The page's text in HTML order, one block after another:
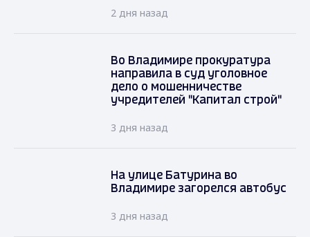
2 дня назад
Во Владимире прокуратура
направила в суд уголовное
дело о мошенничестве
учредителей "Капитал строй"
3 дня назад
На улице Батурина во
Владимире загорелся автобус
3 дня назад